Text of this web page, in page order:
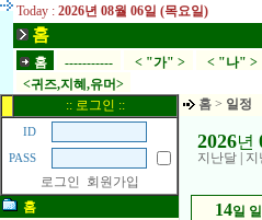
Today : 2026년 08월 06일 (목요일)
홈
홈 ----------- < "가" > < "나" >
<귀즈,지혜,유머>
:: 로그인 ::
ID
PASS
로그인
회원가입
홈
홈 > 일정
2026년
지난달 지
14일